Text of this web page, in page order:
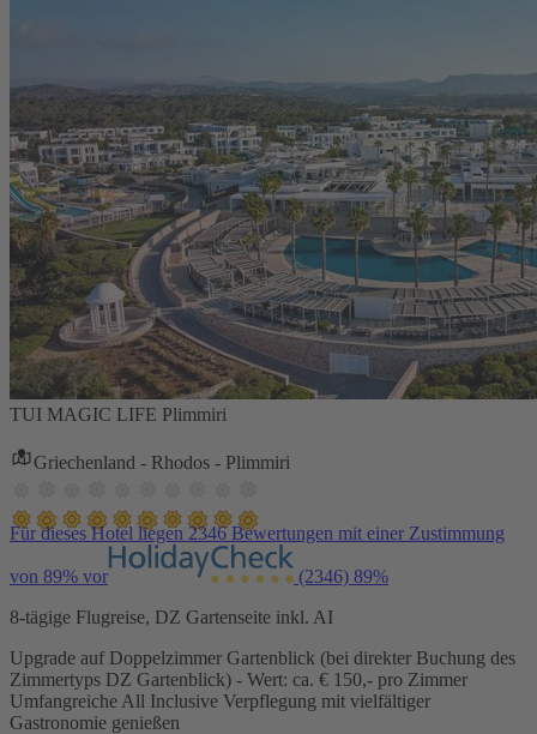
TUI MAGIC LIFE Plimmiri
Griechenland - Rhodos - Plimmiri
Für dieses Hotel liegen 2346 Bewertungen mit einer Zustimmung
von 89% vor (2346) 89%
8-tägige Flugreise, DZ Gartenseite inkl. AI
Upgrade auf Doppelzimmer Gartenblick (bei direkter Buchung des
Zimmertyps DZ Gartenblick) - Wert: ca. € 150,- pro Zimmer
Umfangreiche All Inclusive Verpflegung mit vielfältiger
Gastronomie genießen